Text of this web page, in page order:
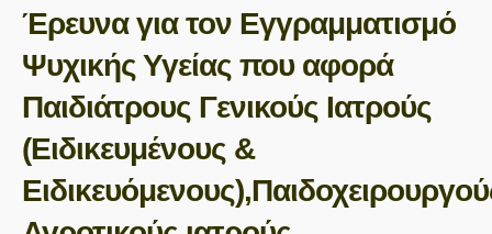
Έρευνα για τον Εγγραμματισμό
Ψυχικής Υγείας που αφορά
Παιδιάτρους Γενικούς Ιατρούς
(Ειδικευμένους &